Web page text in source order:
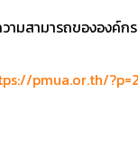
ามสามารถขององค์ก
pmua.or.th/